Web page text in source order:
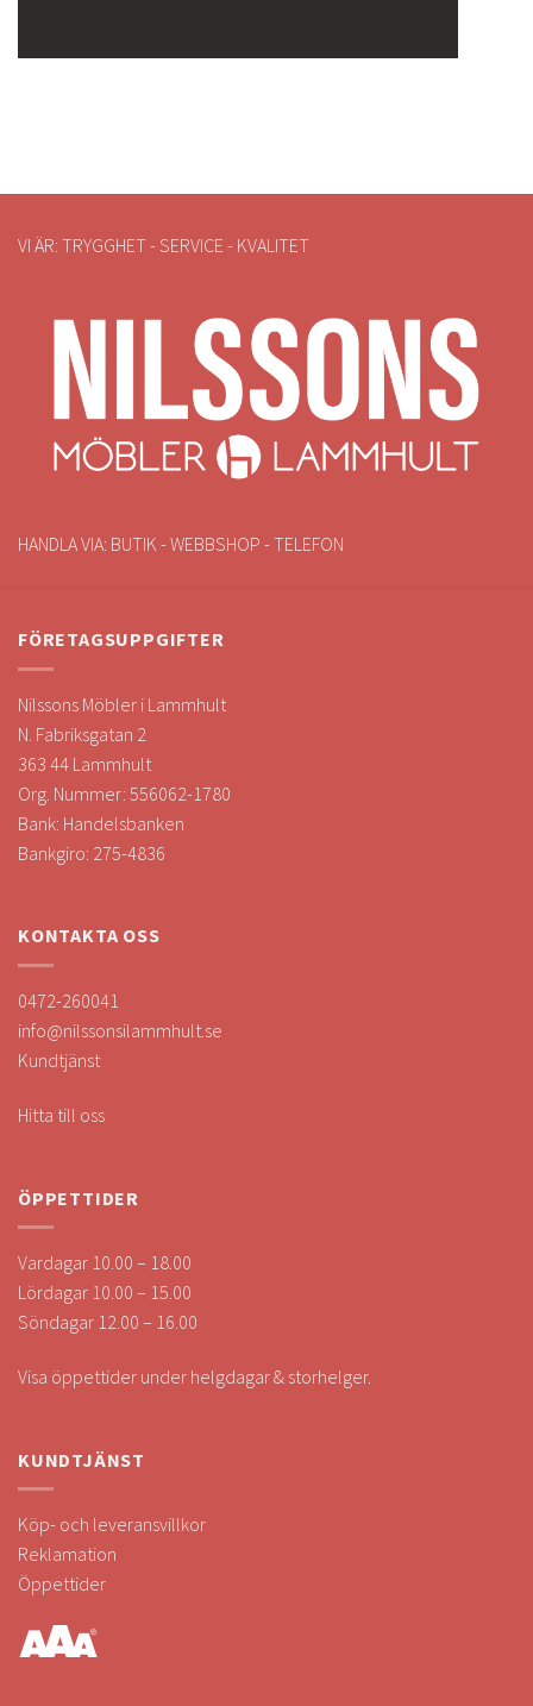
VI ÄR: TRYGGHET - SERVICE - KVALITET
HANDLA VIA: BUTIK - WEBBSHOP - TELEFON
FÖRETAGSUPPGIFTER
Nilssons Möbler i Lammhult
N. Fabriksgatan 2
363 44 Lammhult
Org. Nummer: 556062-1780
Bank: Handelsbanken
Bankgiro: 275-4836
KONTAKTA OSS
0472-260041
info@nilssonsilammhult.se
Kundtjänst
Hitta till oss
ÖPPETTIDER
Vardagar 10.00 – 18.00
Lördagar 10.00 – 15.00
Söndagar 12.00 – 16.00
Visa öppettider under helgdagar & storhelger.
KUNDTJÄNST
Köp- och leveransvillkor
Reklamation
Öppettider